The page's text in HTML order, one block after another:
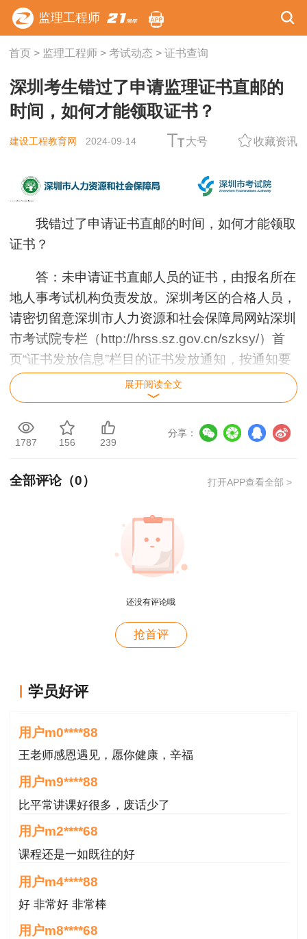
监理工程师
首页> 监理工程师> 考试动态 > 证书查询
深圳考生错过了申请监理证书直邮的
时间，如何才能领取证书？
建设工程教育网 2024-09-14 大号 收藏资讯
我错过了申请证书直邮的时间，如何才能领取
证书？
答：未申请证书直邮人员的证书，由报名所在
地人事考试机构负责发放。深圳考区的合格人员，
请密切留意深圳市人力资源和社会保障局网站深圳
市考试院专栏（http://hrss.sz.gov.cn/szksy/）首
页“证书发放信息”栏目的证书发放通知，按通知要
求申领证书。
展开阅读全文
1787 156 239
分享：
全部评论（0） 打开APP查看全部 >
还没有评论哦
抢首评
学员好评
这哪儿是老师啊。保姆式教学。教学从各种角度综合
用户m0****88
用户m0****88
王老师感恩遇见，愿你健康，辛福
用户m9****88
比平常讲课好很多，废话少了
用户m2****68
课程还是一如既往的好
用户m4****88
好 非常好 非常棒
用户m8****68